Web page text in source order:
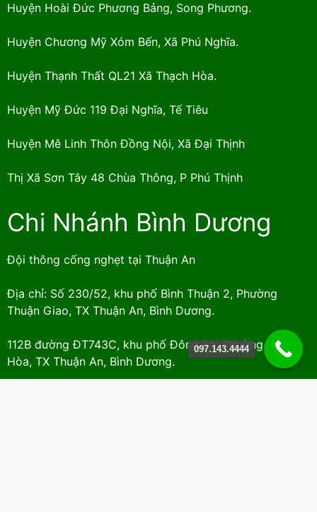
Huyện Hoài Đức Phương Bảng, Song Phương.
Huyện Chương Mỹ Xóm Bến, Xã Phú Nghĩa.
Huyện Thạnh Thất QL21 Xã Thạch Hòa.
Huyện Mỹ Đức 119 Đại Nghĩa, Tế Tiêu
Huyện Mê Linh Thôn Đồng Nội, Xã Đại Thịnh
Thị Xã Sơn Tây 48 Chùa Thông, P Phú Thịnh
Chi Nhánh Bình Dương
Đội thông cống nghẹt tại Thuận An
Địa chỉ: Số 230/52, khu phố Bình Thuận 2, Phường
Thuận Giao, TX Thuận An, Bình Dương.
112B đường ĐT743C, khu phố Đông Ba, Phường Bình
Hòa, TX Thuận An, Bình Dương.
097.143.4444